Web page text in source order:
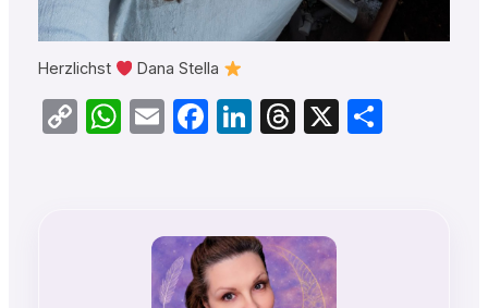
Herzlichst Dana Stella
CopyWhatsApp
EmailFacebook
LinkedIn
Threads
X Teilen